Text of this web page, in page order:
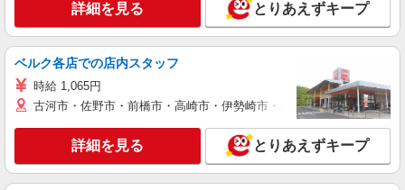
詳細を見る とりあえずキープ
ベルク各店での店内スタッフ
時給 1,065円
古河市・佐野市・前橋市・高崎市・伊勢崎市・太田市・館林市・藤
詳細を見る とりあえずキープ